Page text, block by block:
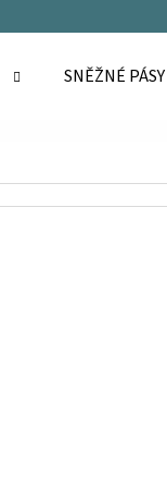
SNĚŽNÉ PÁSY